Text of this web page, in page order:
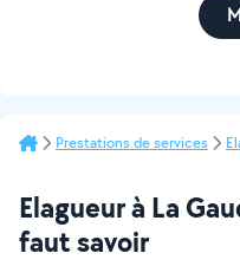
Prestations de services
Elagueur à La
faut savoir